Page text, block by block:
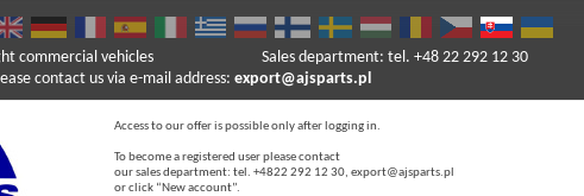
commercial vehicles
contact us via e-mail address: export@ajsparts.pl
Sales department: tel. +48 22 292 12 30
Access to our offer is possible only after logging in.
To become a registered user please contact
our sales department: tel. +4822 292 12 30, export@ajsparts.pl
or click “New account”.